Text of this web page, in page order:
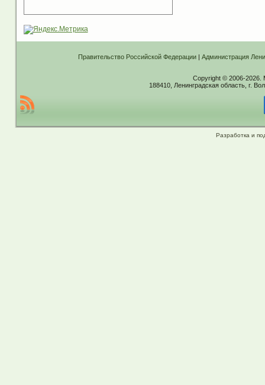
Правительство Российской Федерации| Администрация
Copyright © 2006-2026.
188410, Ленинградская область, г.
Разработка и